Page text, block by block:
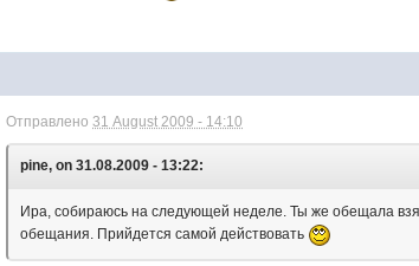
Отправлено31 August 2009 - 14:10
pine, on 31.08.2009 - 13:22:
Ира, собираюсь на следующей неделе. Ты же обещала
обещания. Прийдется самой действовать